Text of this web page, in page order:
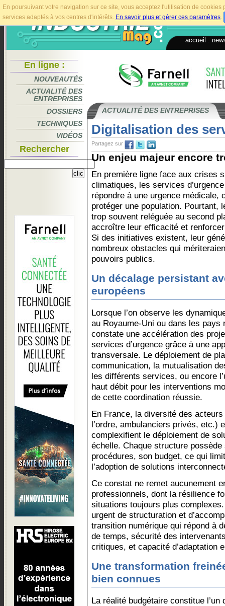
En poursuivant votre navigation sur ce site, vous acceptez l'utilisation de
services adaptés à vos centres d'intérêts. En savoir plus et gérer ces paramètres.
accueil
En ligne :
NOUVEAUTÉS
ACTUALITÉ DES
ENTREPRISES
DOSSIERS
TECHNIQUES
VIDÉOS
Rechercher
ACTUALITÉ DES ENTREPRISES
Digitalisation des
Partagez sur
Un enjeu majeur encore
En première ligne face aux crises
climatiques, les services
répondre à une urgence médicale,
protéger une population. Pourtant,
trop souvent reléguée au second
accroître leur efficacité et
Si des initiatives existent, leur
nombreux obstacles qui
pouvoirs publics.
Un décalage persistant
européens
Lorsque l’on observe les
au Royaume-Uni ou dans les pays
constate une accélération des
services d’urgence grâce à une
transversale. Le déploiement de
communication, la mutualisation
les différents services, ou encore
haut débit pour les interventions
de cette coordination réussie.
En France, la diversité des
l’ordre, ambulanciers privés, etc.)
complexifient le déploiement de
échelle. Chaque structure
procédures, son budget, ce qui
l’adoption de solutions
Ce constat ne remet aucunement
professionnels, dont la résilience
situations toujours plus
urgent de structuration et
transition numérique qui répond à
de temps, sécurité des
critiques, et capacité d’adaptation
Une transformation
bien connues
La réalité budgétaire constitue